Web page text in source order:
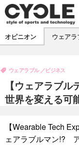
製品/用品
飲食
コラム
ボイス
デバイス
ビジネス
スポーツ
選手
オピニオン ウェアラ
【ウェアラブ
世界を変える可
ウェアラブル ビジネス
【Wearable Tech
ェアラブルマン!?